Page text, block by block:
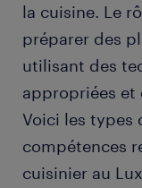
la cuisine. Le
préparer des
utilisant des
appropriées et
Voici les types
compétences
cuisinier au